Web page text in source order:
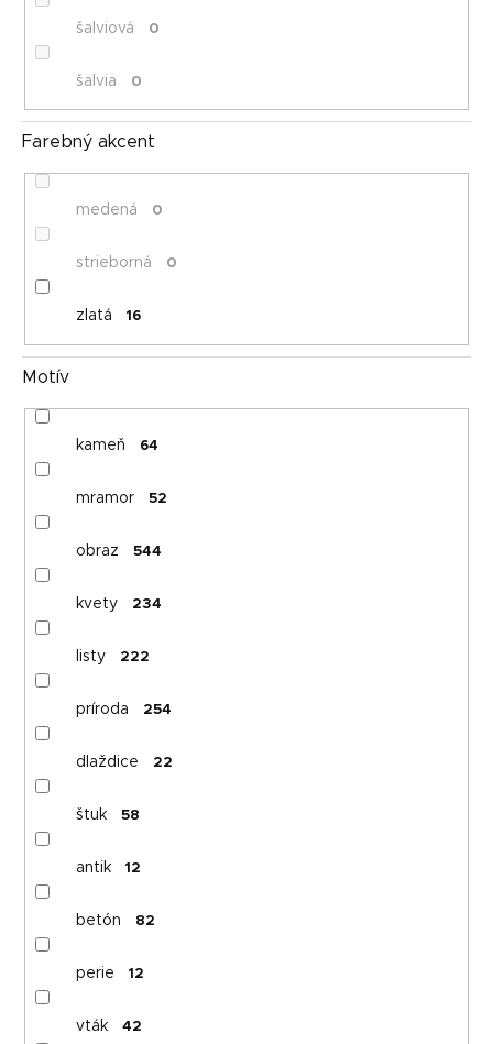
šalviová 0
šalvia 0
Farebný akcent
medená 0
strieborná 0
zlatá 16
Motív
kameň 64
mramor 52
obraz 544
kvety 234
listy 222
príroda 254
dlaždice 22
štuk 58
antik 12
betón 82
perie 12
vták 42